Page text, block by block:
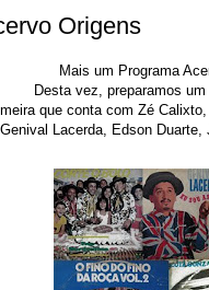
Origens
Mais um Programa
Desta vez, preparamos
que conta com Zé
Genival Lacerda, Edson